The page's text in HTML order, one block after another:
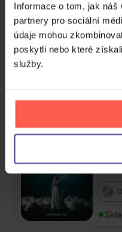
Informace o tom, jak
partnery pro sociální
údaje mohou
poskytli nebo které
služby.